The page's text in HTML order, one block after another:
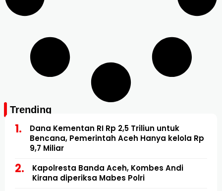
Trending
Dana Kementan RI Rp 2,5 Triliun untuk
Bencana, Pemerintah Aceh Hanya kelola Rp
9,7 Miliar
Kapolresta Banda Aceh, Kombes Andi
Kirana diperiksa Mabes Polri